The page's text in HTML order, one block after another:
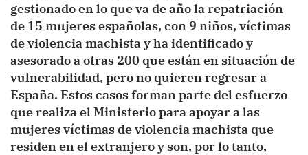
gestionado en lo que va de año la repatriación
de 15 mujeres españolas, con 9 niños, víctimas
de violencia machista y ha identificado y
asesorado a otras 200 que están en situación de
vulnerabilidad, pero no quieren regresar a
España. Estos casos forman parte del esfuerzo
que realiza el Ministerio para apoyar a las
mujeres víctimas de violencia machista que
residen en el extranjero y son, por lo tanto,